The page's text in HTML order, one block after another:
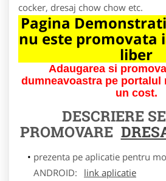
cocker, dresaj chow chow etc.
Pagina
nu este promovata
liber
Adaugarea si
dumneavoastra pe
un cost.
DESCRIERE
PROMOVARE
prezenta pe aplicatie pentru
ANDROID:
link aplicatie